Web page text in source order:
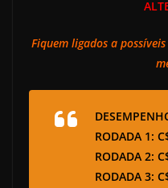
Fiquem ligados a
RODADA 1:
RODADA 2:
RODADA 3: